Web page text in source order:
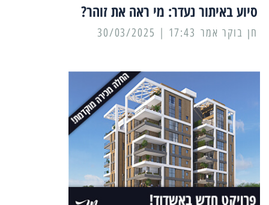
סיוע באיתור נעדר: מי ראה את זוהר?
17:43 | 30/03/2025